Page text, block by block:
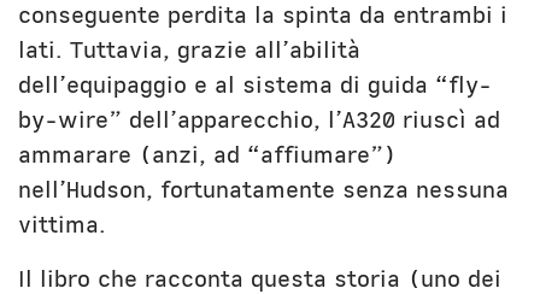
conseguente perdita la spinta da entrambi i
lati. Tuttavia, grazie all’abilità
dell’equipaggio e al sistema di guida “fly-
by-wire” dell’apparecchio, l’A320 riuscì ad
ammarare (anzi, ad “affiumare”)
nell’Hudson, fortunatamente senza nessuna
vittima.
Il libro che racconta questa storia (uno dei